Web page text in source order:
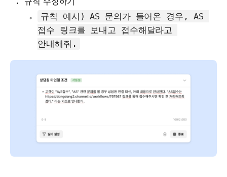
규칙 예시) AS 문의가 들어온 경우, AS
접수 링크를 보내고 접수해달라고
안내해줘.